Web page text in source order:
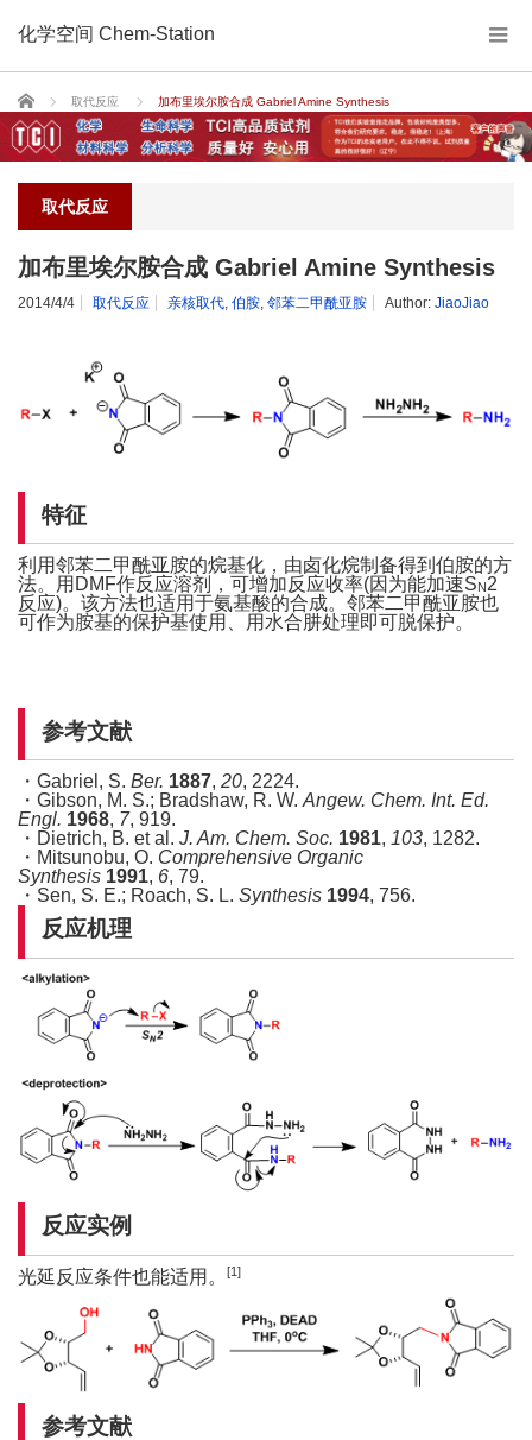
化学空间 Chem-Station
Home 取代反应 加布里埃尔胺合成 Gabriel Amine Synthesis
取代反应
加布里埃尔胺合成 Gabriel Amine Synthesis
2014/4/4 取代反应 亲核取代 伯胺 邻苯二甲酰亚胺 Author: JiaoJiao
特征
利用邻苯二甲酰亚胺的烷基化，由卤化烷制备得到伯胺的方
法。用DMF作反应溶剂，可增加反应收率(因为能加速SN 2
反应)。该方法也适用于氨基酸的合成。邻苯二甲酰亚胺也
可作为胺基的保护基使用、用水合肼处理即可脱保护。
参考文献
・Gabriel, S. Ber. 1887, 20, 2224.
・Gibson, M. S.; Bradshaw, R. W.Angew. Chem. Int. Ed.
Engl. 1968, 7, 919.
・Dietrich, B. et al. J. Am. Chem. Soc. 1981, 103, 1282.
・Mitsunobu, O. Comprehensive Organic
Synthesis 1991, 6, 79.
・Sen, S. E.; Roach, S. L. Synthesis 1994, 756.
反应机理
反应实例
光延反应条件也能适用。 [1]
参考文献